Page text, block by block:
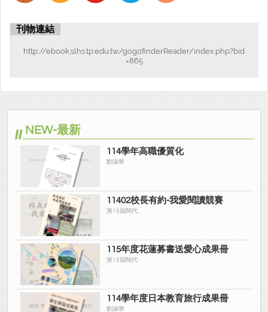
刊物連結
http://ebook.slhs.tp.edu.tw/gogofinderReader/index.php?bid
=865
NEW-最新
114學年高職優質化
劉淑華
11402校長有約-我愛閱讀競賽
第15屆閱代
115年度花蓮募書送愛心成果冊
第15屆閱代
114學年度日本教育旅行成果冊
劉淑華